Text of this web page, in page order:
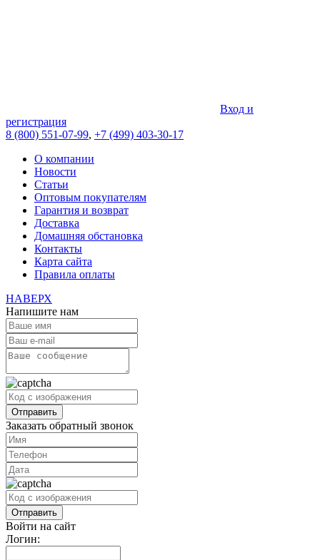
Вход и
регистрация
8 (800) 551-07-99, +7 (499) 403-30-17
О компании
Новости
Статьи
Оптовым покупателям
Гарантия и возврат
Доставка
Домашняя обстановка
Контакты
Карта сайта
Правила оплаты
НАВЕРХ
Напишите нам
Заказать обратный звонок
Войти на сайт
Логин: